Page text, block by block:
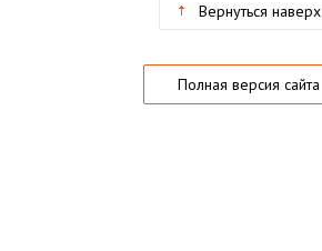
Вернуться наверх
Полная версия сайта